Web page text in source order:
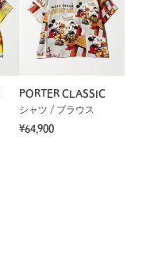
PORTER CLASSIC
シャツ / ブラウス
¥64,900